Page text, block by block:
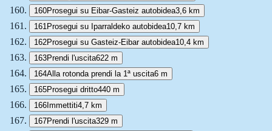
160Prosegui su Eibar-Gasteiz autobidea3,6 km
161 Prosegui su Iparraldeko autobidea10,7 km
162Prosegui su Gasteiz-Eibar autobidea10,4 km
163Prendi l'uscita622 m
164Alla rotonda prendi la 1ª uscita6 m
165Prosegui dritto440 m
166Immettiti4,7 km
167Prendi l'uscita329 m